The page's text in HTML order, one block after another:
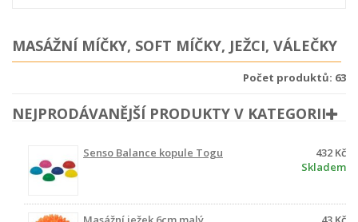
MASÁŽNÍ MÍČKY, SOFT MÍČKY, JEŽCI, VÁLEČKY
Počet produktů: 63
NEJPRODÁVANĚJŠÍ PRODUKTY V KATEGORII
Senso Balance kopule Togu
432 Kč
Skladem